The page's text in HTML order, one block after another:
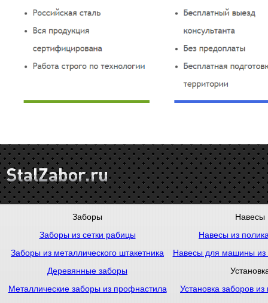
Заборы
Навесы
Заборы из сетки рабицы
Навесы из
Заборы из металлического штакетника
Навесы для машины из
Деревянные заборы
Металлические заборы из профнастила
Установка заборов